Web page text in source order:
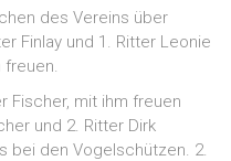
des Vereins über
Finlay und 1. Ritter Leonie
freuen.
Fischer, mit ihm freuen
und 2. Ritter Dirk
bei den Vogelschützen. 2.